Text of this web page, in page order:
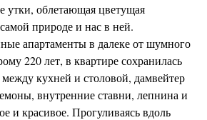
утки, облетающая цветущая
природе и нас в ней.
апартаменты в далеке от шумного
220 лет, в квартире сохранилась
кухней и столовой, дамвейтер
внутренние ставни, лепнина и
и красивое. Прогуливаясь вдоль